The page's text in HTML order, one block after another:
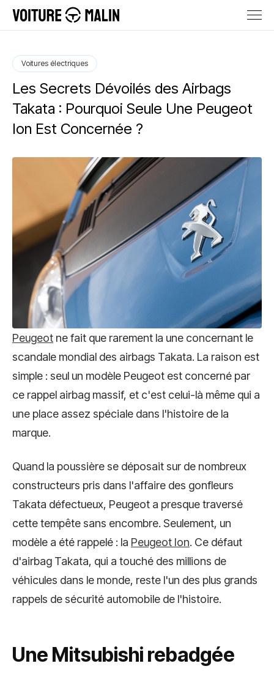
Voitures électriques
Les Secrets Dévoilés des Airbags
Takata : Pourquoi Seule Une Peugeot
Ion Est Concernée ?
Peugeot ne fait que rarement la une concernant le
scandale mondial des airbags Takata. La raison est
simple : seul un modèle Peugeot est concerné par
ce rappel airbag massif, et c'est celui-là même qui a
une place assez spéciale dans l'histoire de la
marque.
Quand la poussière se déposait sur de nombreux
constructeurs pris dans l'affaire des gonfleurs
Takata défectueux, Peugeot a presque traversé
cette tempête sans encombre. Seulement, un
modèle a été rappelé : la Peugeot Ion. Ce défaut
d'airbag Takata, qui a touché des millions de
véhicules dans le monde, reste l'un des plus grands
rappels de sécurité automobile de l'histoire.
Une Mitsubishi rebadgée